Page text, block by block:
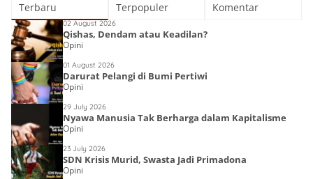
Terbaru Terpopuler Komentar
02 August 2026
Qishas, Dendam atau Keadilan?
Opini
01 August 2026
Darurat Pelangi di Bumi Pertiwi
Opini
29 July 2026
Nyawa Manusia Tak Berharga dalam Kapitalisme
Opini
23 July 2026
SDN Krisis Murid, Swasta Jadi Primadona
Opini